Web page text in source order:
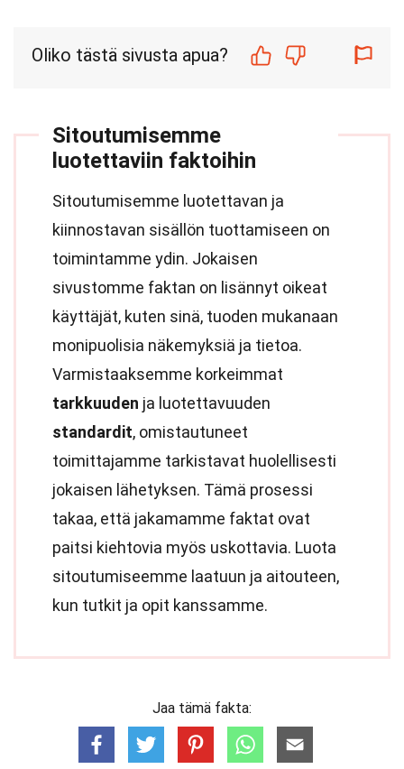
Oliko tästä sivusta apua?
Sitoutumisemme
luotettaviin faktoihin
Sitoutumisemme luotettavan ja
kiinnostavan sisällön tuottamiseen on
toimintamme ydin. Jokaisen
sivustomme faktan on lisännyt oikeat
käyttäjät, kuten sinä, tuoden mukanaan
monipuolisia näkemyksiä ja tietoa.
Varmistaaksemme korkeimmat
tarkkuuden ja luotettavuuden
standardit, omistautuneet
toimittajamme tarkistavat huolellisesti
jokaisen lähetyksen. Tämä prosessi
takaa, että jakamamme faktat ovat
paitsi kiehtovia myös uskottavia. Luota
sitoutumiseemme laatuun ja aitouteen,
kun tutkit ja opit kanssamme.
Jaa tämä fakta: